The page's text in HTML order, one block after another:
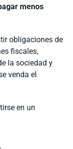
menos
obligaciones de
fiscales,
la sociedad y
venda el
en un